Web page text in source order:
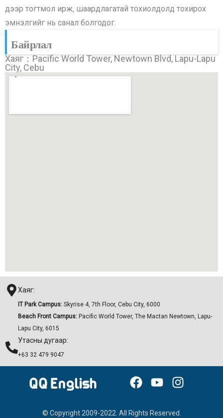
дээр тогтмол ирж, шаардлагатай тохиолдолд тохирох
эмнэлгийг нь санал болгодог.
Байрлал
Хаяг：Pacific World Tower, Newtown Blvd, Lapu-Lapu
City, Cebu
Хаяг:
IT Park Campus: Skyrise 4, 7th Floor, Cebu City, 6000
Beach Front Campus: Pacific World Tower, The Mactan Newtown, Lapu-
Lapu City, 6015
Утасны дугаар:
+63 32 479 9047
F
c
Y
I
s
© Copyright 2009-2022. All Rights Reserved.